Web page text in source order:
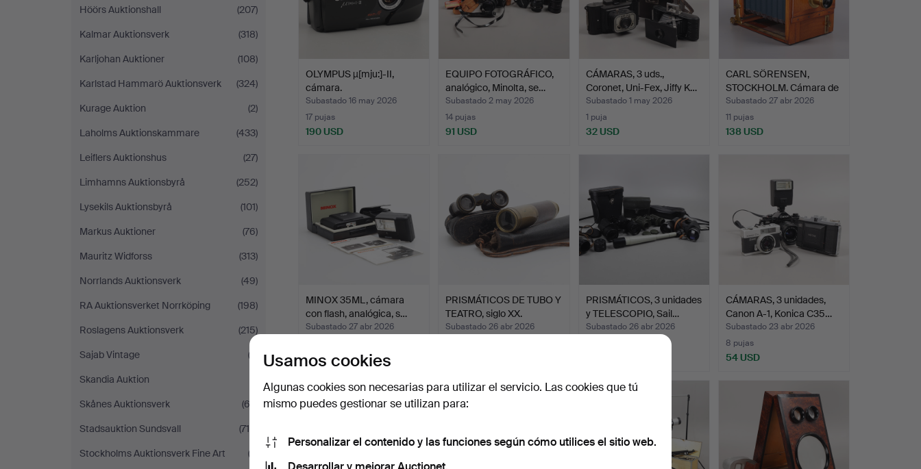
Höörs Auktionshall
(207)
Kalmar Auktionsverk
(318)
Karljohan Auktioner
(108)
Karlstad Hammarö Auktionsverk
(324)
Kurage Auktion
(2)
Laholms Auktionskammare
(433)
Leiflers Auktionshus
(27)
Limhamns Auktionsbyrå
(252)
Lysekils Auktionsbyrå
(101)
Markus Auktioner
(76)
Mauritz Widforss
(313)
Norrlands Auktionsverk
(49)
RA Auktionsverket Norrköping
(198)
Roslagens Auktionsverk
(215)
Sajab Vintage
(3)
Skandia Auktion
Skånes Auktionsverk
(62)
Stadsauktion Sundsvall
(715)
Stockholms Auktionsverk Fine Art
(2)
OLYMPUS µ[mju:]-II,
cámara.
Subastado 16 may 2026
17 pujas
190 USD
EQUIPO FOTOGRÁFICO,
analógico, Minolta, se…
Subastado 2 may 2026
14 pujas
91 USD
CÁMARAS, 3 uds.,
Coronet, Uni-Fex, Jiffy K…
Subastado 1 may 2026
1 puja
32 USD
CARL SÖRENSEN,
STOCKHOLM. Cámara de
fuelle…
Subastado 27 abr 2026
11 pujas
138 USD
MINOX 35ML, cámara
con flash, analógica, s…
Subastado 27 abr 2026
48 USD
PRISMÁTICOS DE TUBO Y
TEATRO, siglo XX.
Subastado 26 abr 2026
PRISMÁTICOS, 3 unidades
y TELESCOPIO, Sail…
Subastado 26 abr 2026
CÁMARAS, 3 unidades,
Canon A-1, Konica C35…
Subastado 23 abr 2026
8 pujas
54 USD
Usamos cookies
Algunas cookies son necesarias para utilizar el servicio. Las cookies que tú
mismo puedes gestionar se utilizan para:
Personalizar el contenido y las funciones según cómo utilices el sitio web.